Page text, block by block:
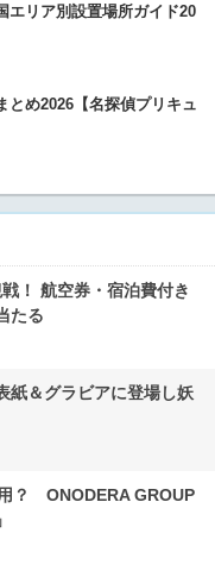
エリア別設置場所ガイド20
とめ2026【名探偵プリキュ
！ 航空券・宿泊費付き
たる
紙＆グラビアに登場し妖
？ ONODERA GROUP